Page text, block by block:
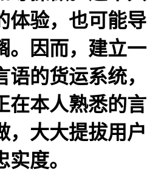
体验，也可能导
。因而，建立一
的货运系统，
在本人熟悉的言
，大大提拔用户
度。